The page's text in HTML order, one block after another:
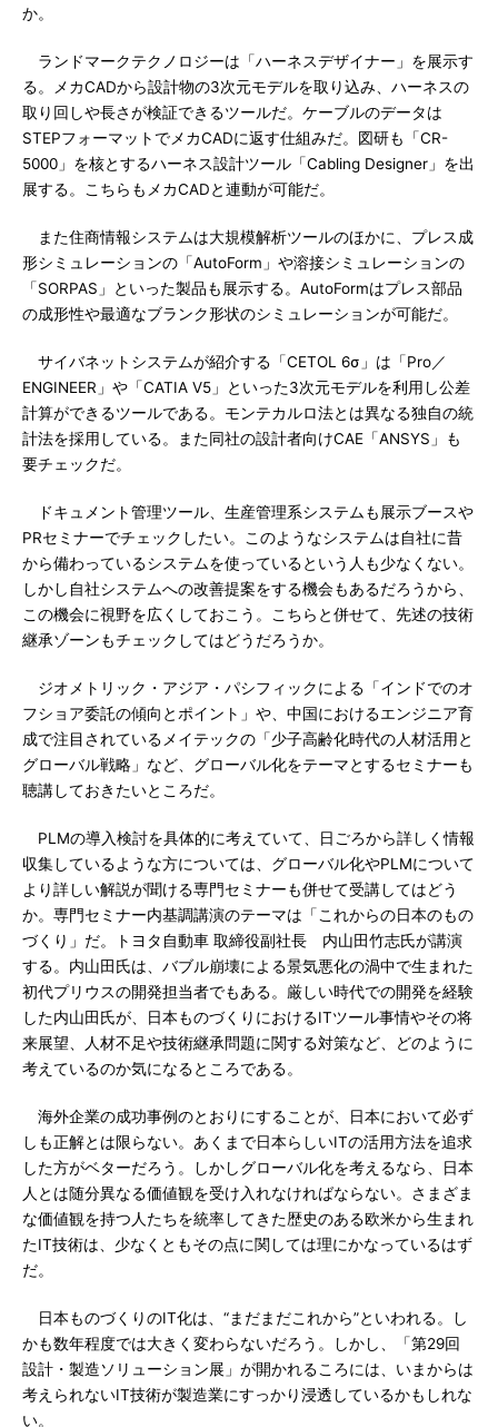
か。
ランドマークテクノロジーは「ハーネスデザイナー」を展示す
る。メカCADから設計物の3次元モデルを取り込み、ハーネスの
取り回しや長さが検証できるツールだ。ケーブルのデータは
STEPフォーマットでメカCADに返す仕組みだ。図研も「CR-
5000」を核とするハーネス設計ツール「Cabling Designer」を出
展する。こちらもメカCADと連動が可能だ。
また住商情報システムは大規模解析ツールのほかに、プレス成
形シミュレーションの「AutoForm」や溶接シミュレーションの
「SORPAS」といった製品も展示する。AutoFormはプレス部品
の成形性や最適なブランク形状のシミュレーションが可能だ。
サイバネットシステムが紹介する「CETOL 6σ」は「Pro／
ENGINEER」や「CATIA V5」といった3次元モデルを利用し公差
計算ができるツールである。モンテカルロ法とは異なる独自の統
計法を採用している。また同社の設計者向けCAE「ANSYS」も
要チェックだ。
ドキュメント管理ツール、生産管理系システムも展示ブースや
PRセミナーでチェックしたい。このようなシステムは自社に昔
から備わっているシステムを使っているという人も少なくない。
しかし自社システムへの改善提案をする機会もあるだろうから、
この機会に視野を広くしておこう。こちらと併せて、先述の技術
継承ゾーンもチェックしてはどうだろうか。
ジオメトリック・アジア・パシフィックによる「インドでのオ
フショア委託の傾向とポイント」や、中国におけるエンジニア育
成で注目されているメイテックの「少子高齢化時代の人材活用と
グローバル戦略」など、グローバル化をテーマとするセミナーも
聴講しておきたいところだ。
PLMの導入検討を具体的に考えていて、日ごろから詳しく情報
収集しているような方については、グローバル化やPLMについて
より詳しい解説が聞ける専門セミナーも併せて受講してはどう
か。専門セミナー内基調講演のテーマは「これからの日本のもの
づくり」だ。トヨタ自動車 取締役副社長 内山田竹志氏が講演
する。内山田氏は、バブル崩壊による景気悪化の渦中で生まれた
初代プリウスの開発担当者でもある。厳しい時代での開発を経験
した内山田氏が、日本ものづくりにおけるITツール事情やその将
来展望、人材不足や技術継承問題に関する対策など、どのように
考えているのか気になるところである。
海外企業の成功事例のとおりにすることが、日本において必ず
しも正解とは限らない。あくまで日本らしいITの活用方法を追求
した方がベターだろう。しかしグローバル化を考えるなら、日本
人とは随分異なる価値観を受け入れなければならない。さまざま
な価値観を持つ人たちを統率してきた歴史のある欧米から生まれ
たIT技術は、少なくともその点に関しては理にかなっているはず
だ。
日本ものづくりのIT化は、“まだまだこれから”といわれる。し
かも数年程度では大きく変わらないだろう。しかし、「第29回
設計・製造ソリューション展」が開かれるころには、いまからは
考えられないIT技術が製造業にすっかり浸透しているかもしれな
い。